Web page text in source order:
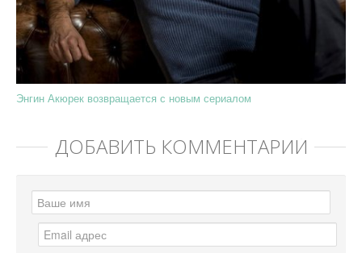
Энгин Акюрек возвращается с новым сериалом
ДОБАВИТЬ КОММЕНТАРИЙ